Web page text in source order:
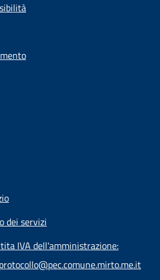
dei servizi
IVA dell'amministrazione: